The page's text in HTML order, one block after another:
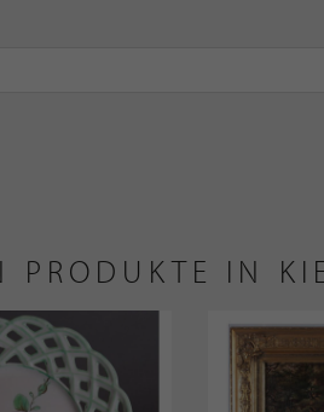
PRODUKTE IN